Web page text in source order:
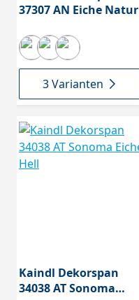
37307 AN Eiche Natur
3 Varianten
Kaindl Dekorspan
34038 AT Sonoma